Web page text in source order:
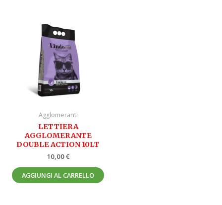
Agglomeranti
LETTIERA
AGGLOMERANTE
DOUBLE ACTION 10LT
10,00€
AGGIUNGI AL CARRELLO